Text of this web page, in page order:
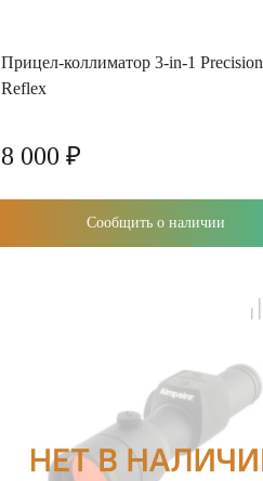
Прицел-коллиматор 3-in-1 Precision
Reflex
8 000 ₽
Сообщить о наличии